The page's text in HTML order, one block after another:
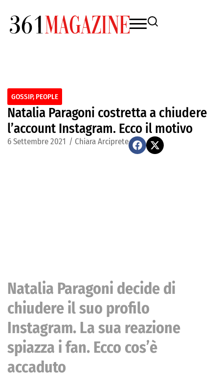
GOSSIP, PEOPLE
Natalia Paragoni costretta a chiudere
l’account Instagram. Ecco il motivo
6 Settembre 2021 / Chiara Arciprete
Natalia Paragoni decide di
chiudere il suo profilo
Instagram. La sua reazione
spiazza i fan. Ecco cos’è
accaduto